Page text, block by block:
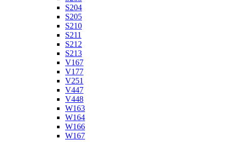
S204
S205
S210
S211
S212
S213
V167
V177
V251
V447
V448
W163
W164
W166
W167